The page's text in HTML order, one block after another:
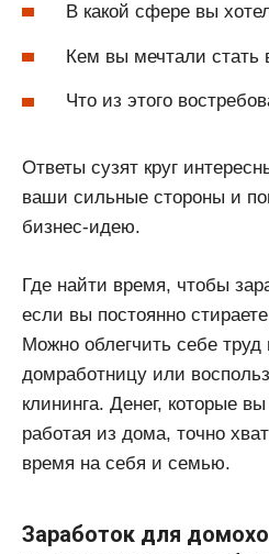
В какой сфере вы
Кем вы мечтали стать
Что из этого
Ответы сузят круг
ваши сильные стороны и
бизнес-идею.
Где найти время, чтобы
если вы постоянно
Можно облегчить себе труд
домработницу или
клининга. Денег, которые
работая из дома, точно
время на себя и семью.
Заработок для